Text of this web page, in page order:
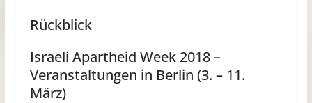
Rückblick
Israeli Apartheid Week 2018 –
Veranstaltungen in Berlin (3. – 11.
März)